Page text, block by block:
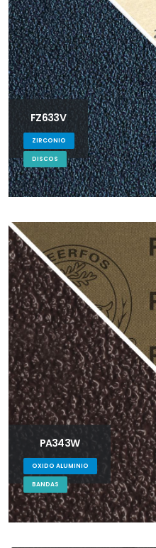
FZ633V
ZIRCONIO
DISCOS
PA343W
OXIDO ALUMINIO
BANDAS